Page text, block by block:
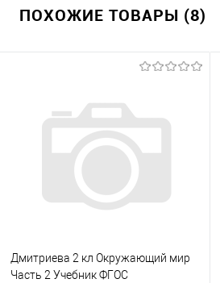
ПОХОЖИЕ ТОВАРЫ (8)
Дмитриева 2 кл Окружающий мир
Часть 2 Учебник ФГОС